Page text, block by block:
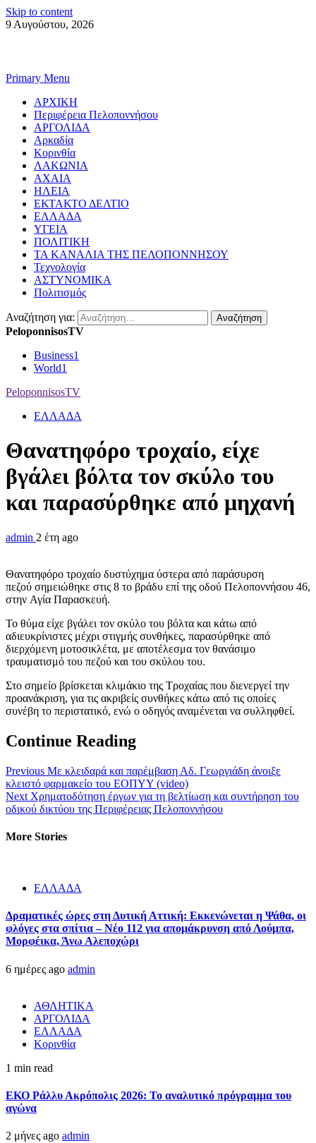
Skip to content
9 Αυγούστου, 2026
Primary Menu
ΑΡΧΙΚΗ
Περιφέρεια Πελοποννήσου
ΑΡΓΟΛΙΔΑ
Αρκαδία
Κορινθία
ΛΑΚΩΝΙΑ
ΑΧΑΙΑ
ΗΛΕΙΑ
ΕΚΤΑΚΤΟ ΔΕΛΤΙΟ
ΕΛΛΑΔΑ
ΥΓΕΙΑ
ΠΟΛΙΤΙΚΗ
ΤΑ ΚΑΝΑΛΙΑ ΤΗΣ ΠΕΛΟΠΟΝΝΗΣΟΥ
Τεχνολογία
ΑΣΤΥΝΟΜΙΚΑ
Πολιτισμός
Αναζήτηση για:
PeloponnisosTV
Business1
World1
PeloponnisosTV
ΕΛΛΑΔΑ
Θανατηφόρο τροχαίο, είχε
βγάλει βόλτα τον σκύλο του
και παρασύρθηκε από μηχανή
admin 2 έτη ago
Θανατηφόρο τροχαίο δυστύχημα ύστερα από παράσυρση
πεζού σημειώθηκε στις 8 το βράδυ επί της οδού Πελοποννήσου 46,
στην Αγία Παρασκευή.
Το θύμα είχε βγάλει τον σκύλο του βόλτα και κάτω από
αδιευκρίνιστες μέχρι στιγμής συνθήκες, παρασύρθηκε από
διερχόμενη μοτοσικλέτα, με αποτέλεσμα τον θανάσιμο
τραυματισμό του πεζού και του σκύλου του.
Στο σημείο βρίσκεται κλιμάκιο της Τροχαίας που διενεργεί την
προανάκριση, για τις ακριβείς συνθήκες κάτω από τις οποίες
συνέβη το περιστατικό, ενώ ο οδηγός αναμένεται να συλληφθεί.
Continue Reading
Previous Με κλειδαρά και παρέμβαση Αδ. Γεωργιάδη άνοιξε
κλειστό φαρμακείο του ΕΟΠΥΥ (video)
Next Χρηματοδότηση έργων για τη βελτίωση και συντήρηση του
οδικού δικτύου της Περιφέρειας Πελοποννήσου
More Stories
ΕΛΛΑΔΑ
Δραματικές ώρες στη Δυτική Αττική: Εκκενώνεται η Ψάθα, οι
φλόγες στα σπίτια – Νέο 112 για απομάκρυνση από Λούμπα,
Μορφέικα, Άνω Αλεποχώρι
6 ημέρες ago admin
ΑΘΛΗΤΙΚΑ
ΑΡΓΟΛΙΔΑ
ΕΛΛΑΔΑ
Κορινθία
1 min read
ΕΚΟ Ράλλυ Ακρόπολις 2026: Το αναλυτικό πρόγραμμα του
αγώνα
2 μήνες ago admin